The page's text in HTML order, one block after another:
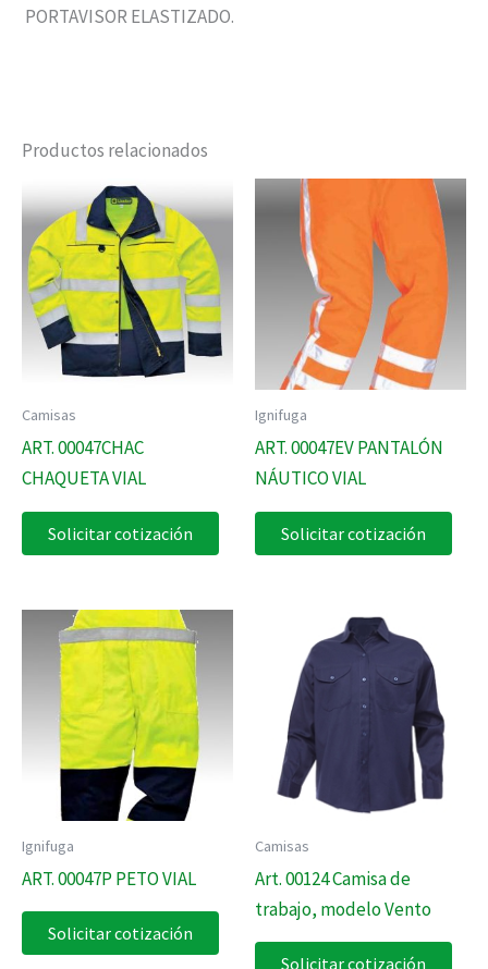
PORTAVISOR ELASTIZADO.
Productos relacionados
Camisas
ART. 00047CHAC
CHAQUETA VIAL
Solicitar cotización
Ignifuga
ART. 00047EV PANTALÓN
NÁUTICO VIAL
Solicitar cotización
Ignifuga
ART. 00047P PETO VIAL
Solicitar cotización
Camisas
Art. 00124 Camisa de
trabajo, modelo Vento
Solicitar cotización